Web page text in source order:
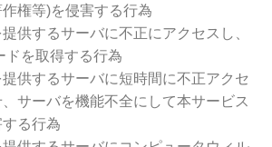
権等)を侵害する行為
供するサーバに不正にアクセスし、
ドを取得する行為
供するサーバに短時間に不正アクセ
サーバを機能不全にして本サービス
る行為